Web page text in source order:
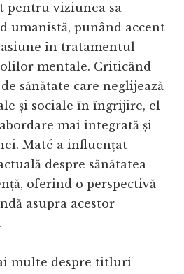
pentru viziunea sa
umanistă, punând accent
în tratamentul
mentale. Criticând
sănătate care neglijează
și sociale în îngrijire, el
mai integrată și
Maté a influențat
despre sănătatea
oferind o perspectivă
asupra acestor
multe despre titluri